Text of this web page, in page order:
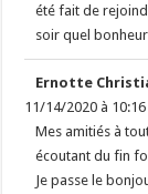
été fait de
soir quel
Ernotte
11/14/2020 à 10:16
Mes amitiés à
écoutant du fin
Je passe le